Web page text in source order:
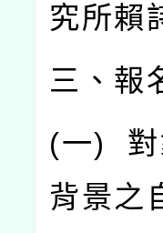
究所賴
三、報
(一)
背景之